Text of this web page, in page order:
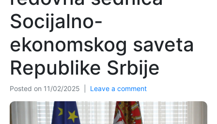
Socijalno-
ekonomskog saveta
Republike Srbije
Posted on 11/02/2025 Leave a comment